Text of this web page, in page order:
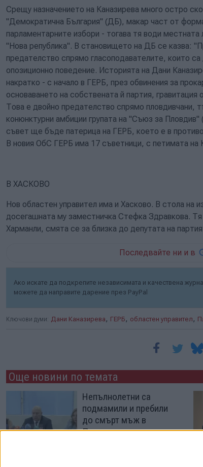
Срещу назначението на Каназирева много остро
"Демократична България" (ДБ), макар част от
парламентарните избори - тогава тя води
"Нова република". В становището на ДБ се казва:
предателство спрямо гласоподавателите, които са
опозиционно поведение. Историята на Дани
накратко - с начало в ГЕРБ, през обвинения за
основаването на собствената й партия, гравитация
Това е двойно предателство спрямо пловдивчани,
конюнктурни амбиции групата на "Съюз за
съвет ще бъде патерица на ГЕРБ, което е в
В новия ОбС ГЕРБ има 17 съветници, с петимата на
В ХАСКОВО
Нов областен управител има и Хасково. В стола на
досегашната му заместничка Стефка Здравкова.
Харманли, смята се за близка до депутата на
Последвайте ни и в
Ако искате да подкрепите независимата и качествена
можете да направите дарение през PayPal
Ключови думи: Дани Каназирева , ГЕРБ , областен управител ,
Още новини по темата
Непълнолетни са
подмамили и пребили
до смърт мъж в
Пловдив